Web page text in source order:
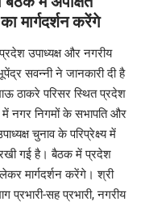
मार्गदर्शन करेंगे
उपाध्यक्ष और नगरीय
सवन्नी ने जानकारी दी है
ठाकरे परिसर स्थित प्रदेश
में नगर निगमों के सभापति और
चुनाव के परिप्रेक्ष्य में
गई है। बैठक में प्रदेश
मार्गदर्शन करेंगे। श्री
प्रभारी-सह प्रभारी, नगरीय